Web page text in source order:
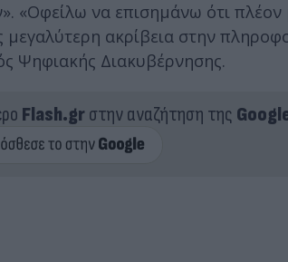
«Οφείλω να επισημάνω ότι πλέον
ακρίβεια στην
Ψηφιακής Διακυβέρνησης.
Flash.grστην αναζήτηση της